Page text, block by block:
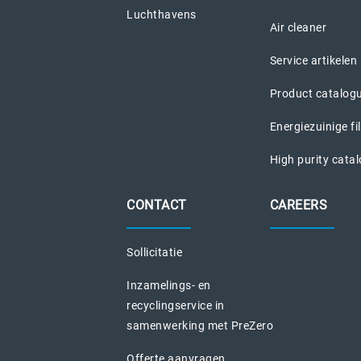
Luchthavens
Air cleaner
Service artikelen
Product
Energiezuinige
High purity
CONTACT
Sollicitatie
Inzamelings- en
recyclingservice in
samenwerking met PreZero
CAREERS